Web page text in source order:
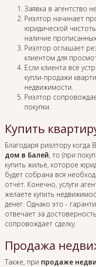
Заявка в агентство
Риэлтор начинает
юридической
наличие
Риэлтор оглашает
клиентом для
Если клиента всё
купли-продажи
недвижимости.
Риэлтор
покупки.
Купить
Благодаря риэлтору когда
дом в Балей, то (при
купить жильё, которое
будет собрана вся
отчёт. Конечно, услуги
желаете купить
денег. Однако это -
отвечает за
сопровождает сделку.
Продажа
Также, при продаже